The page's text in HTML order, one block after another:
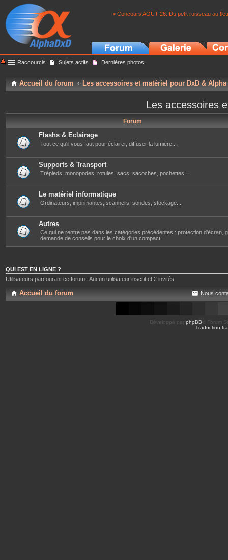
> Concours AOUT 26: Du petit ruisseau au
Raccourcis Sujets actifs Dernières photos
Accueil du forum Les accessoires et matériel pour DxD & Alpha
Les accessoires
Forum
Flashs & Eclairage
Tout ce qu'il vous faut pour éclairer, diffuser la lumière...
Supports & Transport
Trépieds, monopodes, rotules, sacs, sacoches, pochettes...
Le matériel informatique
Ordinateurs, imprimantes, scanners, sondes, stockage...
Autres
Ce qui ne rentre pas dans les catégories précédentes : protection d'écran,
demande de conseils pour le choix d'un compact...
QUI EST EN LIGNE ?
Utilisateurs parcourant ce forum : Aucun utilisateur inscrit et 2 invités
Accueil du forum Nous
Développé par phpBB ® Forum
Traduction